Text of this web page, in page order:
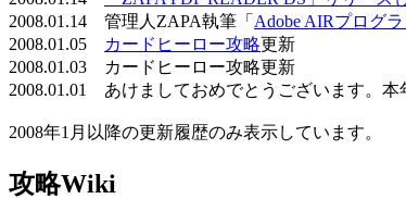
2008.01.14 管理人ZAPA執筆「 Adobe AIRプログ
2008.01.05
カードヒーロー攻略更新
2008.01.03 カードヒーロー攻略更新
2008.01.01 あけましておめでとうございます。本
2008年1月以降の更新履歴のみ表示しています。
攻略Wiki